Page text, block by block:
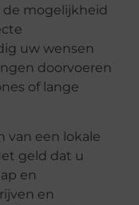
de mogelijkheid
uw wensen
doorvoeren
of lange
van een lokale
geld dat u
en
en